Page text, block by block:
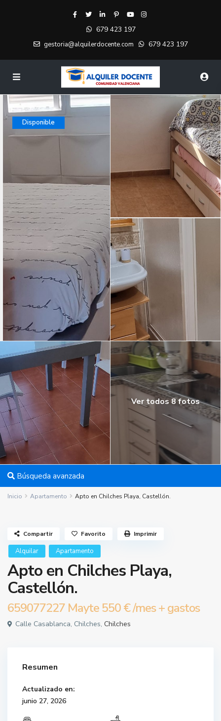
679 423 197
gestoria@alquilerdocente.com 679 423 197
Disponible
Ver todos 8 fotos
Búsqueda avanzada
Inicio Apartamento Apto en Chilches Playa, Castellón.
Alquilar Apartamento
Apto en Chilches Playa,
Castellón.
659077227 Mayte550 €/mes + gastos
Calle Casablanca, Chilches, Chilches
Compartir Favorito Imprimir
Resumen
Actualizado en:
junio 27, 2026